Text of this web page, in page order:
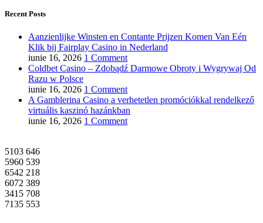
Recent Posts
Aanzienlijke Winsten en Contante Prijzen Komen Van Eén
Klik bij Fairplay Casino in Nederland
iunie 16, 2026 1 Comment
Coldbet Casino – Zdobądź Darmowe Obroty i Wygrywaj Od
Razu w Polsce
iunie 16, 2026 1 Comment
A Gamblerina Casino a verhetetlen promóciókkal rendelkező
virtuális kaszinó hazánkban
iunie 16, 2026 1 Comment
5103 646
5960 539
6542 218
6072 389
3415 708
7135 553